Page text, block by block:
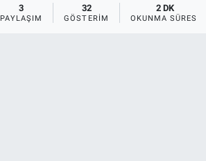
3
PAYLAŞIM
32
GÖSTERIM
2 DK
OKUNMA SÜRESI